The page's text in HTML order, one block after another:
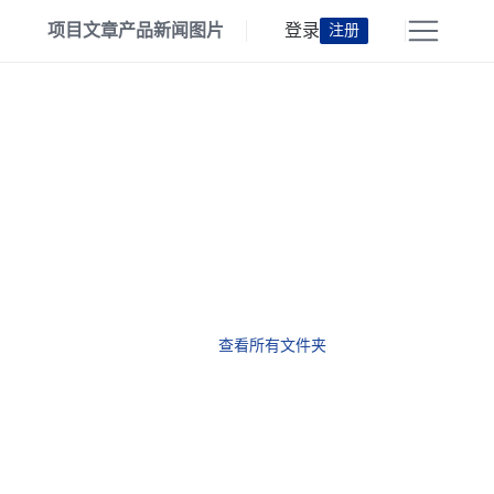
项目文章产品新闻 图片 登录 注册
查看所有文件夹